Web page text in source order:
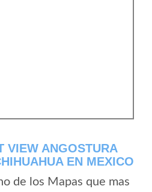
VIEW ANGOSTURA
EN MEXICO
de los Mapas que mas